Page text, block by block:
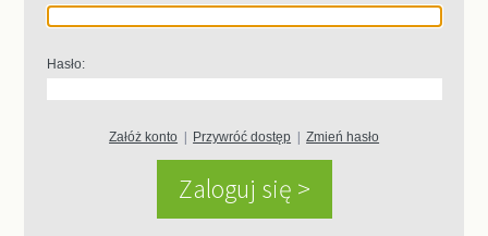
Hasło:
Załóż konto Przywróć dostęp |Zmień hasło